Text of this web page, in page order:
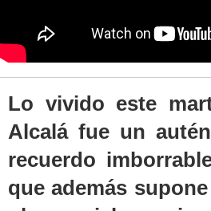
Lo vivido este
Alcalá fue un
recuerdo
que además